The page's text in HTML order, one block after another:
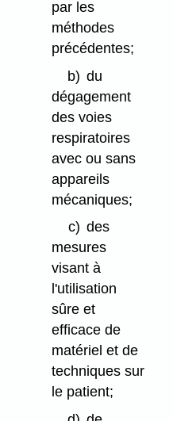
par les
méthodes
précédentes;
b) du
dégagement
des voies
respiratoires
avec ou sans
appareils
mécaniques;
c) des
mesures
visant à
l'utilisation
sûre et
efficace de
matériel et de
techniques sur
le patient;